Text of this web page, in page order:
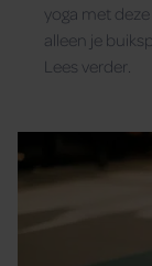
yoga met
alleen je
Lees verder.